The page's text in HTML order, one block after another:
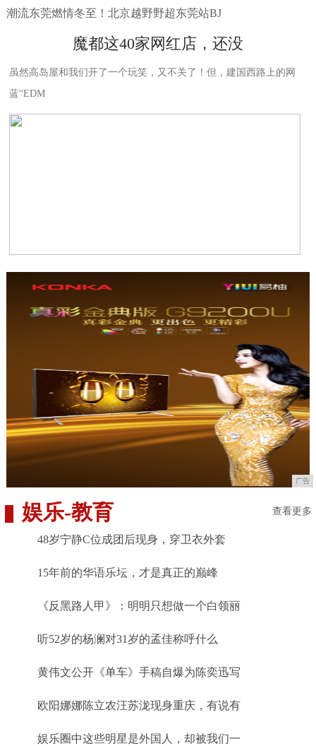
潮流东莞燃情冬至！北京越野野超东莞站BJ
魔都这40家网红店，还没
虽然高岛屋和我们开了一个玩笑，又不关了！但，建国西路上的网
蓝“EDM
广告
娱乐-教育 查看更多
48岁宁静C位成团后现身，穿卫衣外套
15年前的华语乐坛，才是真正的巅峰
《反黑路人甲》：明明只想做一个白领丽
听52岁的杨澜对31岁的孟佳称呼什么
黄伟文公开《单车》手稿自爆为陈奕迅写
欧阳娜娜陈立农汪苏泷现身重庆，有说有
娱乐圈中这些明星是外国人，却被我们一